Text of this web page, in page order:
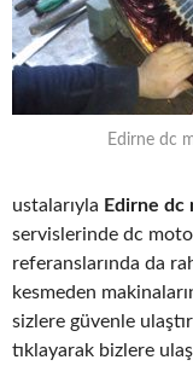
Edirne dc
ustalarıyla Edirne dc
servislerinde dc
referanslarında da
kesmeden
sizlere güvenle
tıklayarak bizlere